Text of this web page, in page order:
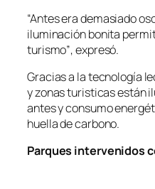
“Antes era demasiado
iluminación bonita
turismo”, expresó.
Gracias a la tecnología
y zonas turisticas están
antes y consumo
huella de carbono.
Parques intervenidos